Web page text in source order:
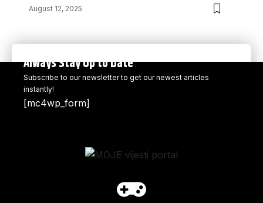
August 12, 2025
Always Stay Up to Date
Subscribe to our newsletter to get our newest articles
instantly!
[mc4wp_form]